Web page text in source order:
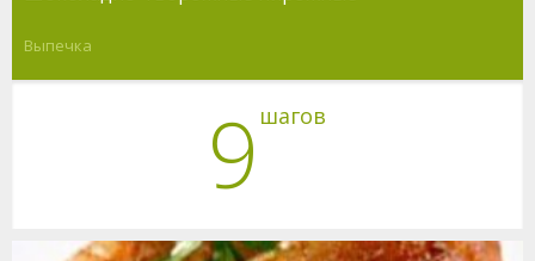
Выпечка
9 шагов